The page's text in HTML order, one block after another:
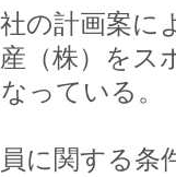
の計画案に
（株）をス
っている。
に関する条